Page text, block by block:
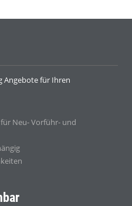
Angebote für Ihren
Neu- Vorführ- und